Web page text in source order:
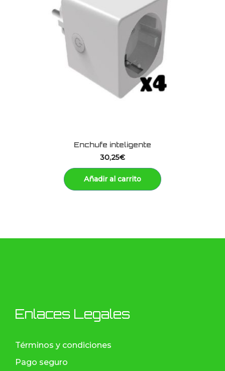
Enchufe inteligente
30,25€
Añadir al carrito
Enlaces Legales
Términos y condiciones
Pago seguro